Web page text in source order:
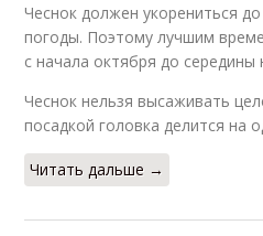
Чеснок должен укорениться
погоды. Поэтому лучшим
с начала октября до середины
Чеснок нельзя высаживать
посадкой головка делится на
Читать дальше →